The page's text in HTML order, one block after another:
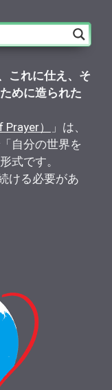
これに仕え、そ
めに造られた
）
」は、
自分の世界を
式です。
ける必要があ